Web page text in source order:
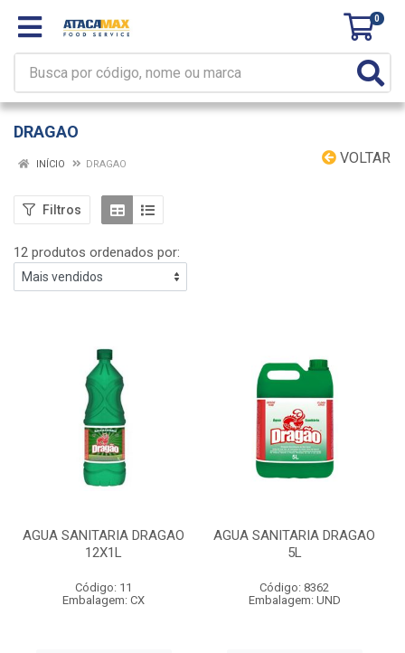
0
DRAGAO
VOLTAR
INÍCIO DRAGAO
Filtros
12 produtos ordenados por:
AGUA SANITARIA DRAGAO
12X1L
Código: 11
Embalagem: CX
AGUA SANITARIA DRAGAO
5L
Código: 8362
Embalagem: UND